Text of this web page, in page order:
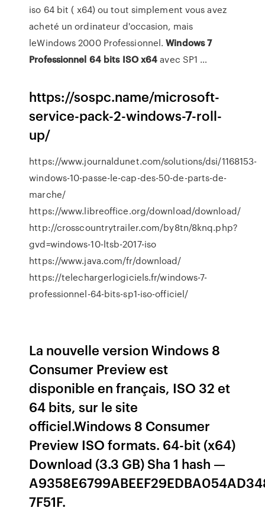
iso 64 bit ( x64) ou tout simplement vous avez
acheté un ordinateur d'occasion, mais
leWindows 2000 Professionnel.Windows7
Professionnel 64 bits ISOx64avec SP1 …
https://sospc.name/microsoft-
service-pack-2-windows-7-roll-
up/
https://www.journaldunet.com/solutions/dsi/1168153-
windows-10-passe-le-cap-des-50-de-parts-de-
marche/
https://www.libreoffice.org/download/download/
http://crosscountrytrailer.com/by8tn/8knq.php?
gvd=windows-10-ltsb-2017-iso
https://www.java.com/fr/download/
https://telechargerlogiciels.fr/windows-7-
professionnel-64-bits-sp1-iso-officiel/
La nouvelle version Windows 8
Consumer Preview est
disponible en français, ISO 32 et
64 bits, sur le site
officiel.Windows 8 Consumer
Preview ISO formats. 64-bit (x64)
Download (3.3 GB) Sha 1 hash —
7F51F.